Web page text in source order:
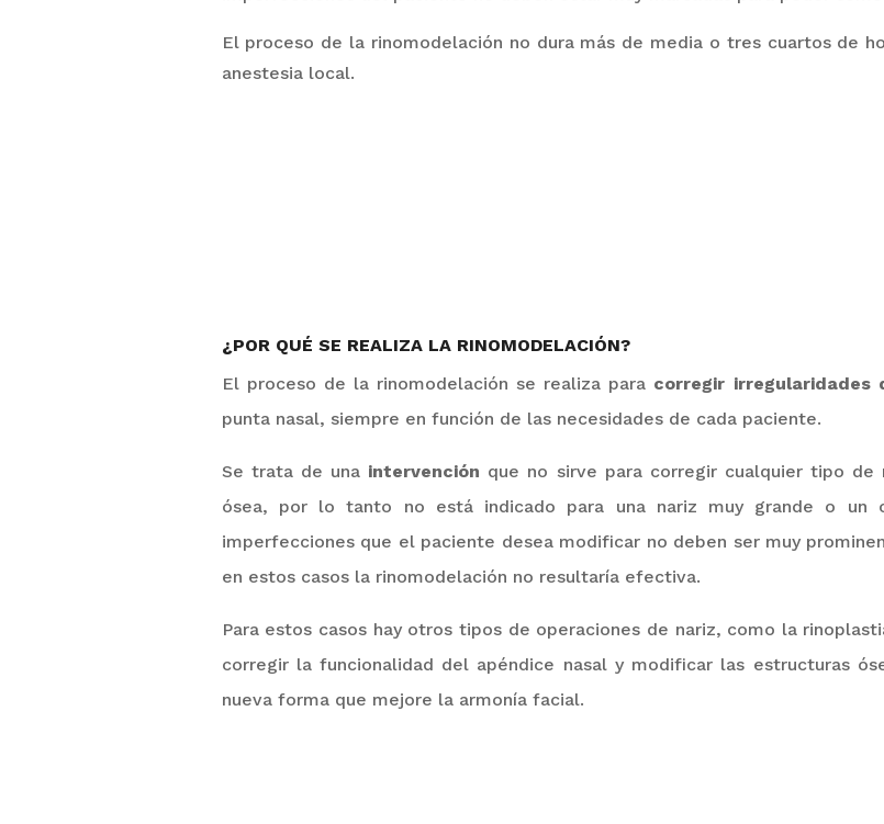
El proceso de la rinomodelación no dura más de media o tres cuartos de
anestesia local.
¿POR QUÉ SE REALIZA LA RINOMODELACIÓN?
El proceso de la rinomodelación se realiza para corregir irregularidades
punta nasal, siempre en función de las necesidades de cada paciente.
Se trata de una intervención que no sirve para corregir cualquier tipo
ósea, por lo tanto no está indicado para una nariz muy grande o un
imperfecciones que el paciente desea modificar no deben ser muy
en estos casos la rinomodelación no resultaría efectiva.
Para estos casos hay otros tipos de operaciones de nariz, como la
corregir la funcionalidad del apéndice nasal y modificar las estructuras
nueva forma que mejore la armonía facial.